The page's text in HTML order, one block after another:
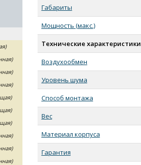
Габариты
Мощность (макс.)
Технические характеристики
Воздухообмен
Уровень шума
Способ монтажа
Вес
Материал корпуса
Гарантия